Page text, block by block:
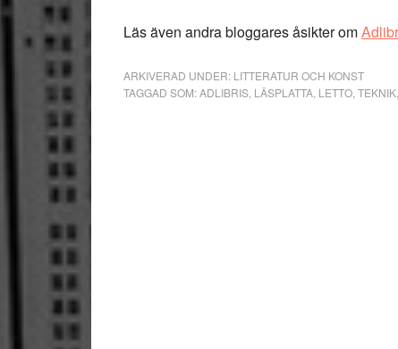
Läs även andra bloggares åsikter om
ARKIVERAD UNDER: LITTERATUR OCH KONST
TAGGAD SOM:ADLIBRIS LÄSPLATTA LETTO TEKNIK